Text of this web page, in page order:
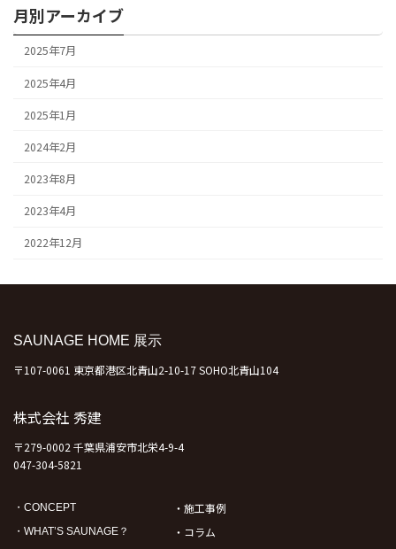
月別アーカイブ
2025年7月
2025年4月
2025年1月
2024年2月
2023年8月
2023年4月
2022年12月
SAUNAGE HOME 展示
〒107-0061 東京都港区北青山2-10-17 SOHO北青山104
株式会社 秀建
〒279-0002 千葉県浦安市北栄4-9-4
047-304-5821
・CONCEPT
・WHAT’S SAUNAGE？
・施工事例
・コラム